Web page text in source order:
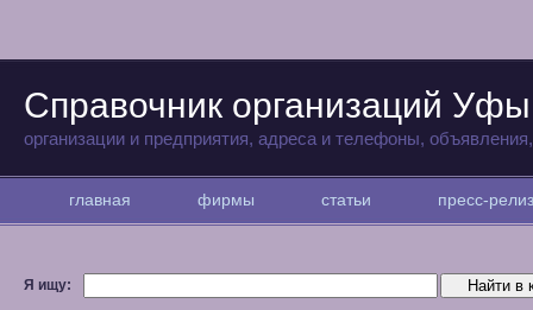
Справочник организаций Уфы
организации и предприятия, адреса и телефоны,
главная фирмы статьи пресс-
Я ищу: